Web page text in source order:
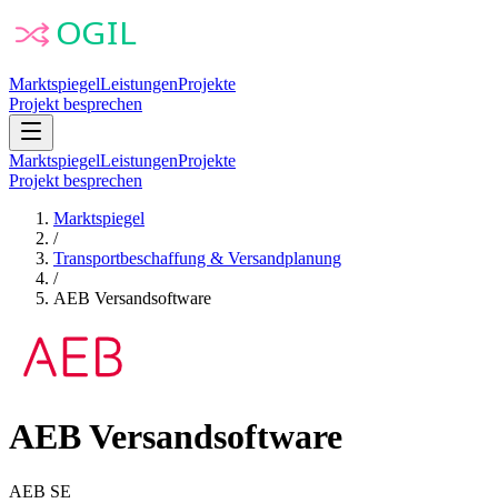
MarktspiegelLeistungenProjekte
Projekt besprechen
MarktspiegelLeistungenProjekte
Projekt besprechen
Marktspiegel
/
Transportbeschaffung & Versandplanung
/
AEB Versandsoftware
AEB Versandsoftware
AEB SE